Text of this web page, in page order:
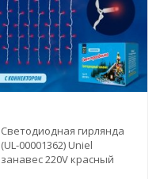
Светодиодная гирлянда
(UL-00001362) Uniel
занавес 220V красный